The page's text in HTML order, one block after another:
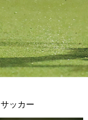
サッカー